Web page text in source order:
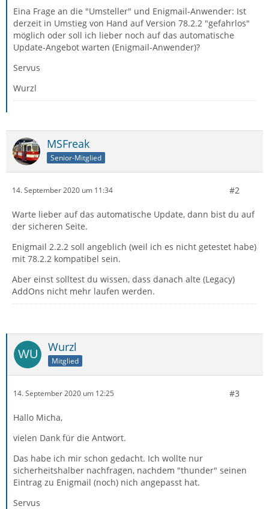
Eina Frage an die "Umsteller" und Enigmail-Anwender: Ist
derzeit in Umstieg von Hand auf Version 78.2.2 "gefahrlos"
möglich oder soll ich lieber noch auf das automatische
Update-Angebot warten (Enigmail-Anwender)?
Servus
Wurzl
MSFreak
Senior-Mitglied
14. September 2020 um 11:34 #2
Warte lieber auf das automatische Update, dann bist du auf
der sicheren Seite.
Enigmail 2.2.2 soll angeblich (weil ich es nicht getestet habe)
mit 78.2.2 kompatibel sein.
Aber einst solltest du wissen, dass danach alte (Legacy)
AddOns nicht mehr laufen werden.
Wurzl
Mitglied
14. September 2020 um 12:25 #3
Hallo Micha,
vielen Dank für die Antwort.
Das habe ich mir schon gedacht. Ich wollte nur
sicherheitshalber nachfragen, nachdem "thunder" seinen
Eintrag zu Enigmail (noch) nich angepasst hat.
Servus